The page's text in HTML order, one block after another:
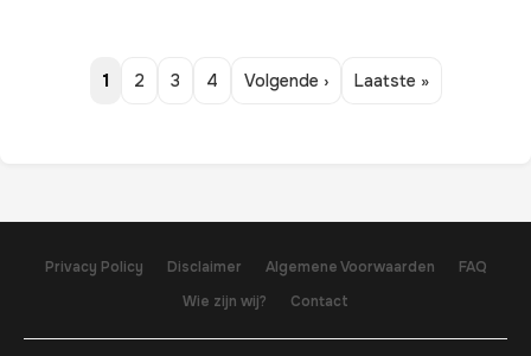
1 2 3 4 Volgende › Laatste »
Privacy Policy Disclaimer Algemene Voorwaarden
FAQ
Wie zijn wij?
Contact